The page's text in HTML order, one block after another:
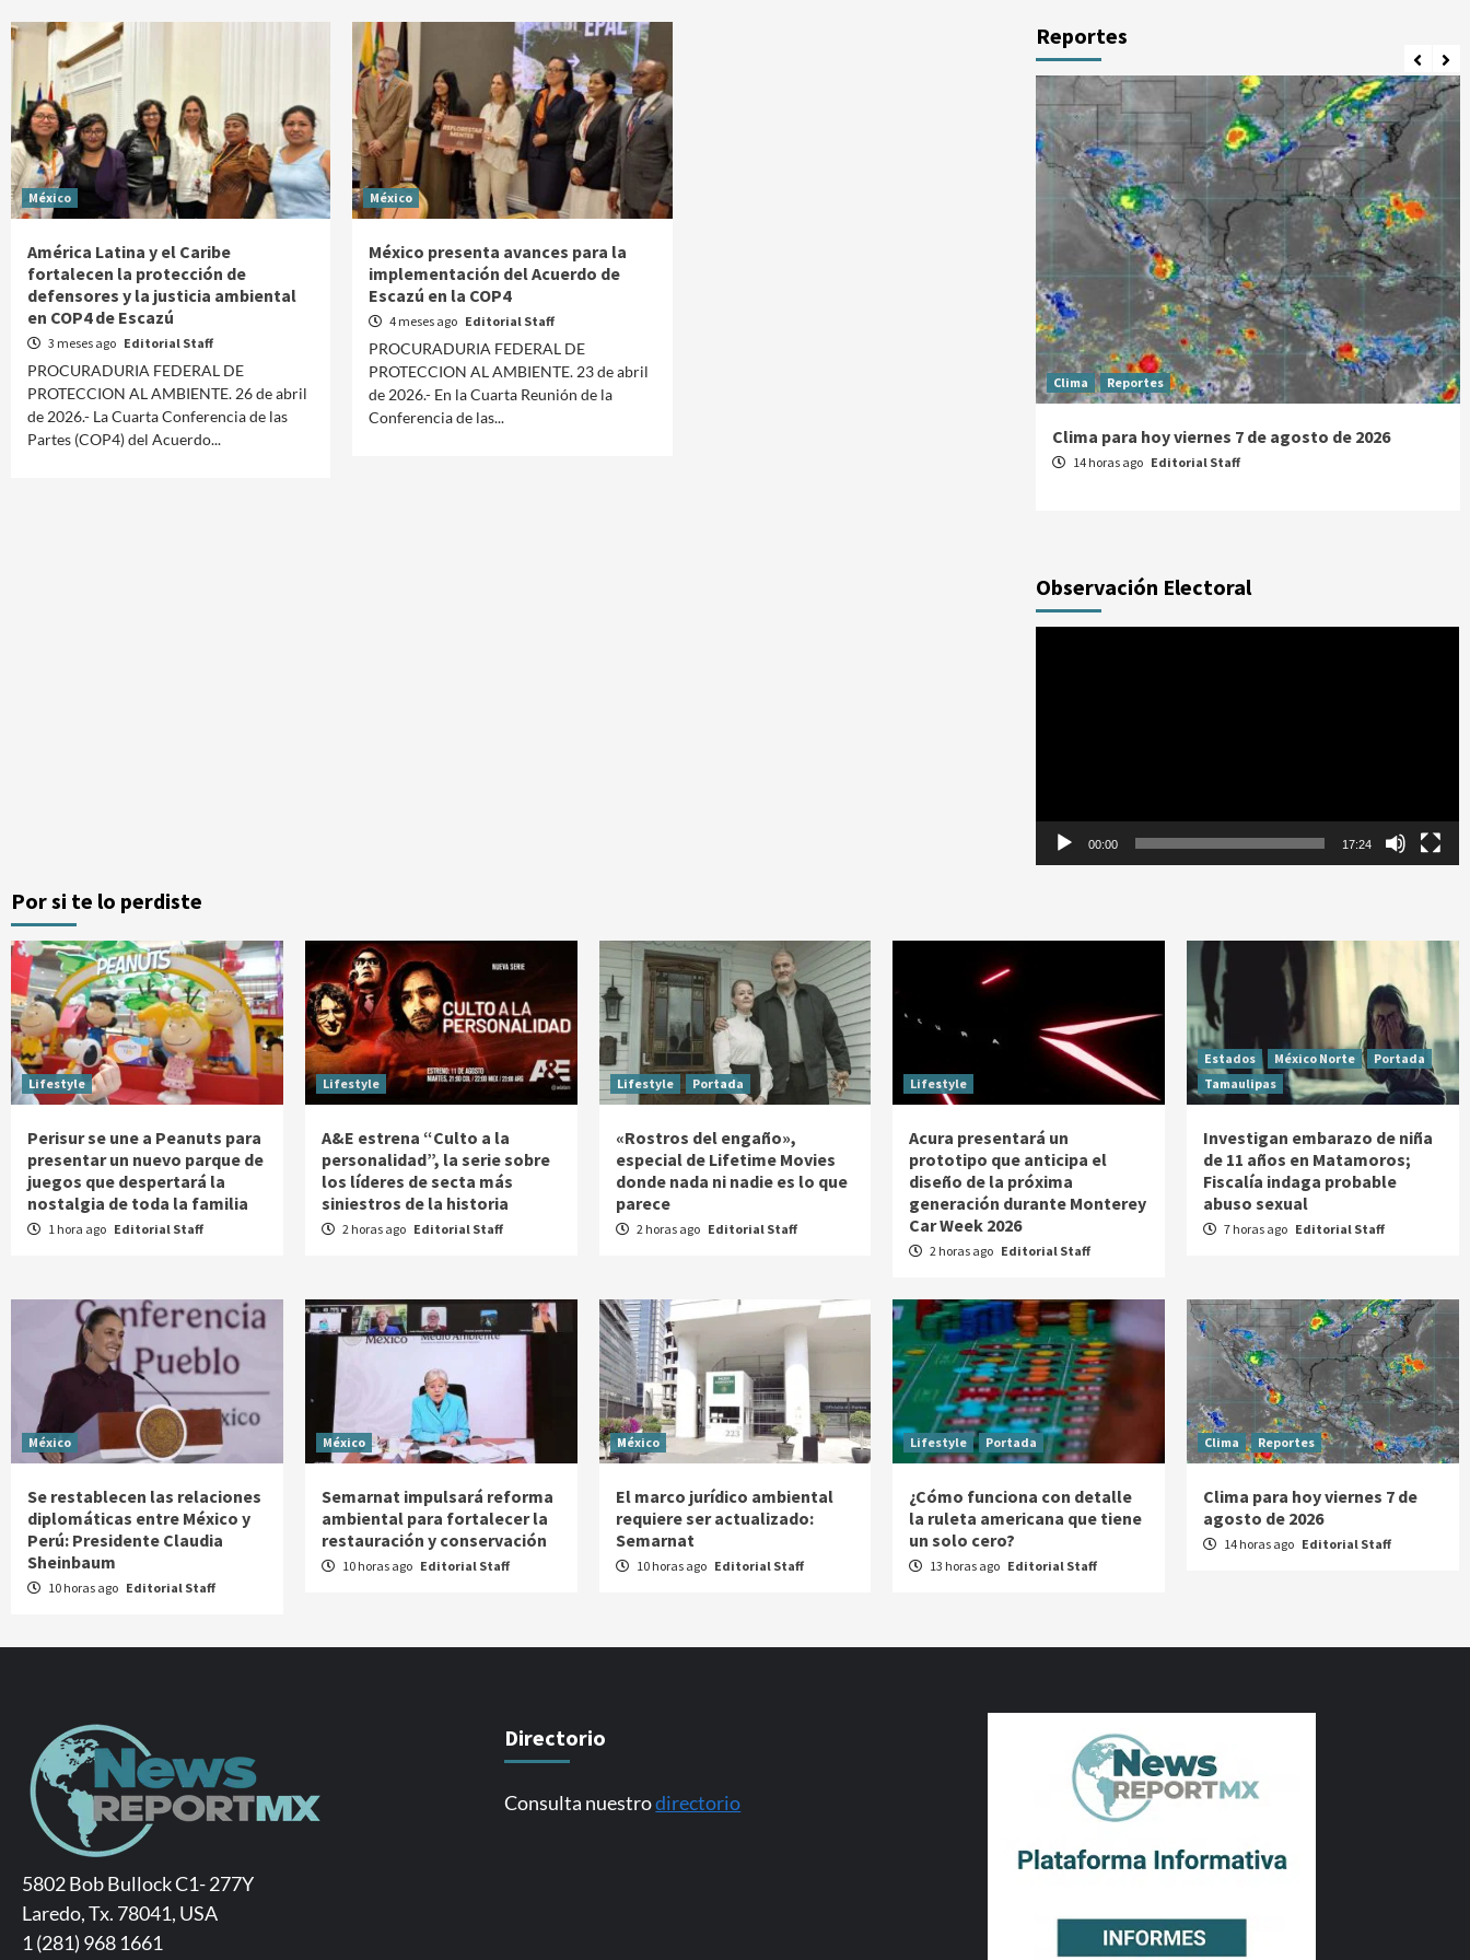
México
América Latina y el Caribe
fortalecen la protección de
defensores y la justicia ambiental
en COP4 de Escazú
3 meses ago Editorial Staff
PROCURADURIA FEDERAL DE
PROTECCION AL AMBIENTE. 26 de abril
de 2026.- La Cuarta Conferencia de las
Partes (COP4) del Acuerdo...
México
México presenta avances para la
implementación del Acuerdo de
Escazú en la COP4
4 meses ago Editorial Staff
PROCURADURIA FEDERAL DE
PROTECCION AL AMBIENTE. 23 de abril
de 2026.- En la Cuarta Reunión de la
Conferencia de las...
Reportes
Manifestaciones Clima Reportes
Clima para hoy viernes 7 de agosto de 2026
14 horas ago Editorial Staff
Observación Electoral
00:00 17:24
Por si te lo perdiste
Lifestyle
Perisur se une a Peanuts para
presentar un nuevo parque de
juegos que despertará la
nostalgia de toda la familia
1 hora ago Editorial Staff
Lifestyle
A&E estrena “Culto a la
personalidad”, la serie sobre
los líderes de secta más
siniestros de la historia
2 horas ago Editorial Staff
Lifestyle Portada
«Rostros del engaño»,
especial de Lifetime Movies
donde nada ni nadie es lo que
parece
2 horas ago Editorial Staff
Lifestyle
Acura presentará un
prototipo que anticipa el
diseño de la próxima
generación durante Monterey
Car Week 2026
2 horas ago Editorial Staff
Estados México Norte
Portada
Tamaulipas
Investigan embarazo de niña
de 11 años en Matamoros;
Fiscalía indaga probable
abuso sexual
7 horas ago Editorial Staff
México
Se restablecen las relaciones
diplomáticas entre México y
Perú: Presidente Claudia
Sheinbaum
10 horas ago Editorial Staff
México
Semarnat impulsará reforma
ambiental para fortalecer la
restauración y conservación
10 horas ago Editorial Staff
México
El marco jurídico ambiental
requiere ser actualizado:
Semarnat
10 horas ago Editorial Staff
Lifestyle Portada
¿Cómo funciona con detalle
la ruleta americana que tiene
un solo cero?
13 horas ago Editorial Staff
Clima Reportes
Clima para hoy viernes 7 de
agosto de 2026
14 horas ago Editorial Staff
5802 Bob Bullock C1- 277Y
Laredo, Tx. 78041, USA
1 (281) 968 1661
Directorio
Consulta nuestrodirectorio